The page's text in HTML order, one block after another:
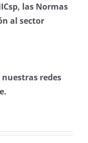
las Normas
al sector
redes